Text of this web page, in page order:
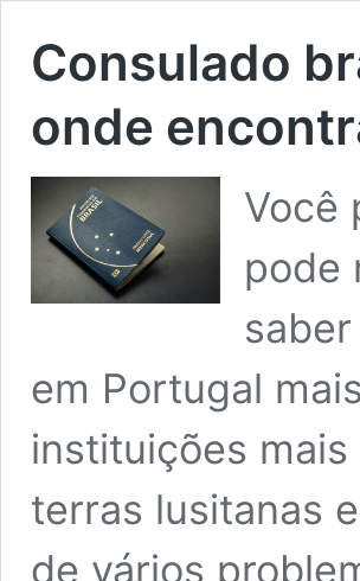
Consulado
onde
Você
pode
em Portugal
instituições
terras lusitanas
de vários